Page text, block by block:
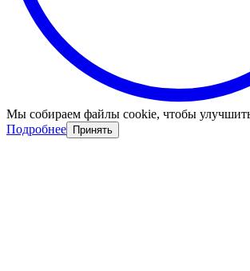
Мы собираем файлы cookie, чтобы улучшить
Подробнее Принять